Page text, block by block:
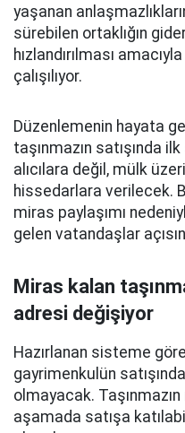
yaşanan
sürebilen ortaklığın
hızlandırılması
çalışılıyor.
Düzenlemenin hayata
taşınmazın satışında
alıcılara değil, mülk
hissedarlara verilecek.
miras paylaşımı
gelen vatandaşlar
Miras kalan
adresi değişiyor
Hazırlanan sisteme
gayrimenkulün
olmayacak.
aşamada satışa